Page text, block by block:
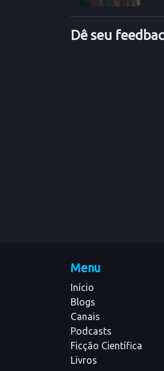
Dê seu
Menu
Início
Blogs
Canais
Podcasts
Ficção Científica
Livros